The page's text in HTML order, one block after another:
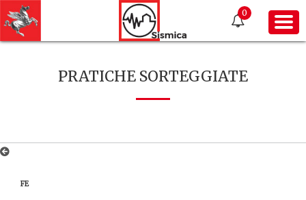
0
PRATICHE SORTEGGIATE
FE